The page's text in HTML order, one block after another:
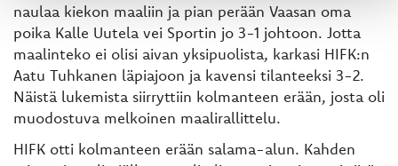
naulaa kiekon maaliin ja pian perään Vaasan oma
poika Kalle Uutela vei Sportin jo 3-1 johtoon. Jotta
maalinteko ei olisi aivan yksipuolista, karkasi HIFK:n
Aatu Tuhkanen läpiajoon ja kavensi tilanteeksi 3-2.
Näistä lukemista siirryttiin kolmanteen erään, josta oli
muodostuva melkoinen maalirallittelu.
HIFK otti kolmanteen erään salama-alun. Kahden